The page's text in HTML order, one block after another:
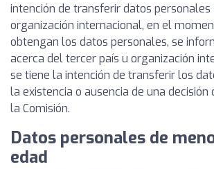
intención de transferir datos personales
organización internacional, en el
obtengan los datos personales, se
acerca del tercer país u organización
se tiene la intención de transferir los
la existencia o ausencia de una decisión
la Comisión.
Datos personales de
edad